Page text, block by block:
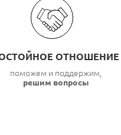
ОТНОШЕНИЕ
поможем и поддержим,
решим вопросы